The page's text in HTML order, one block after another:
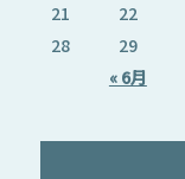
« 6月
21
22
28
29